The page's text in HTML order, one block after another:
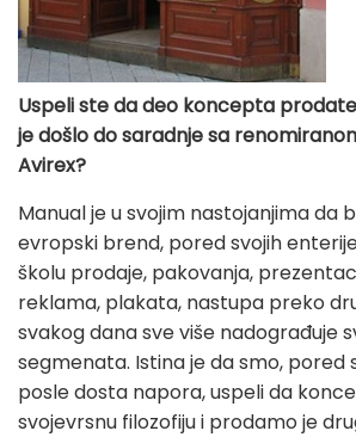
Uspeli ste da deo koncepta
je došlo do saradnje sa
Avirex?
Manual je u svojim nastojanjima da
evropski brend, pored svojih
školu prodaje, pakovanja,
reklama, plakata, nastupa preko
svakog dana sve više nadograđuje
segmenata. Istina je da smo, pored
posle dosta napora, uspeli da
svojevrsnu filozofiju i prodamo je